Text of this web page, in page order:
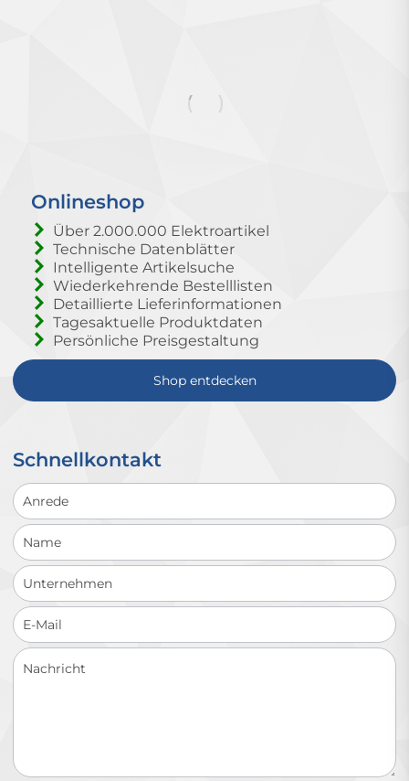
Onlineshop
Über 2.000.000 Elektroartikel
Technische Datenblätter
Intelligente Artikelsuche
Wiederkehrende Bestelllisten
Detaillierte Lieferinformationen
Tagesaktuelle Produktdaten
Persönliche Preisgestaltung
Shop entdecken
Schnellkontakt
Schnellkontakt